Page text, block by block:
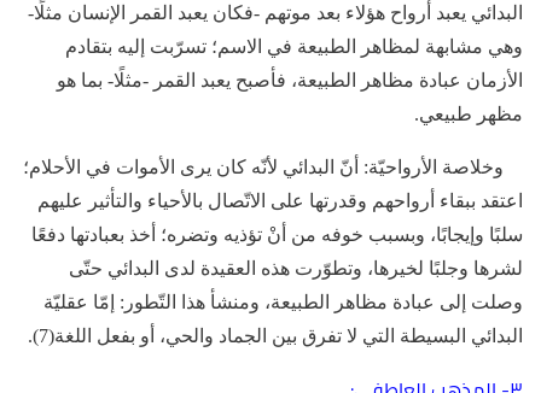
البدائي يعبد أرواح هؤلاء بعد موتهم -فكان يعبد القمر الإنسان مثلًا-
وهي مشابهة لمظاهر الطبيعة في الاسم؛ تسرّبت إليه بتقادم
الأزمان عبادة مظاهر الطبيعة، فأصبح يعبد القمر -مثلًا- بما هو
مظهر طبيعي.
وخلاصة الأرواحيّة: أنّ البدائي لأنّه كان يرى الأموات في الأحلام؛
اعتقد ببقاء أرواحهم وقدرتها على الاتّصال بالأحياء والتأثير عليهم
سلبًا وإيجابًا، وبسبب خوفه من أنْ تؤذيه وتضره؛ أخذ بعبادتها دفعًا
لشرها وجلبًا لخيرها، وتطوّرت هذه العقيدة لدى البدائي حتّى
وصلت إلى عبادة مظاهر الطبيعة، ومنشأ هذا التّطور: إمّا عقليّة
البدائي البسيطة التي لا تفرق بين الجماد والحي، أو بفعل اللغة(7).